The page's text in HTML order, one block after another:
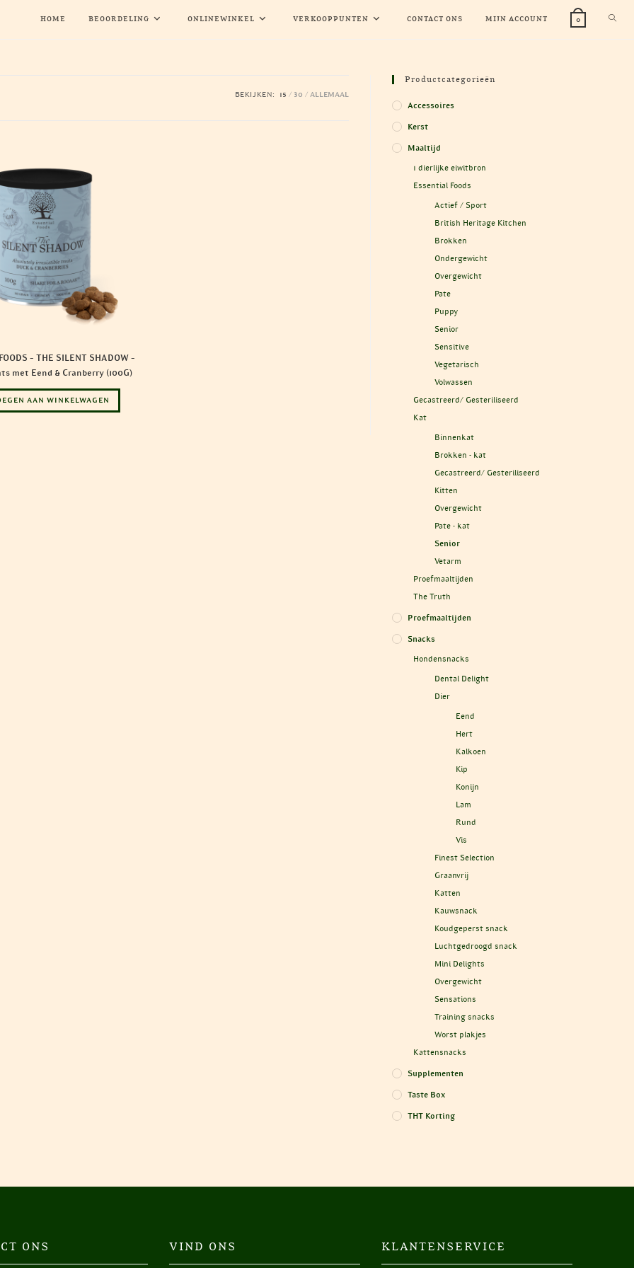
HOME BEOORDELING ONLINEWINKEL VERKOOPPUNTEN CONTACT ONS MIJN ACCOUNT 0
BEKIJKEN: 15 30 ALLEMAAL
– THE SILENT SHADOW –
met Eend & Cranberry (100G)
AAN WINKELWAGEN
Productcategorieën
Accessoires
Kerst
Maaltijd
1 dierlijke eiwitbron
Essential Foods
Actief / Sport
British Heritage Kitchen
Brokken
Ondergewicht
Overgewicht
Pate
Puppy
Senior
Sensitive
Vegetarisch
Volwassen
Gecastreerd/ Gesteriliseerd
Kat
Binnenkat
Brokken - kat
Gecastreerd/ Gesteriliseerd
Kitten
Overgewicht
Pate - kat
Senior
Vetarm
Proefmaaltijden
The Truth
Proefmaaltijden
Snacks
Hondensnacks
Dental Delight
Dier
Eend
Hert
Kalkoen
Kip
Konijn
Lam
Rund
Vis
Finest Selection
Graanvrij
Katten
Kauwsnack
Koudgeperst snack
Luchtgedroogd snack
Mini Delights
Overgewicht
Sensations
Training snacks
Worst plakjes
Kattensnacks
Supplementen
Taste Box
THT Korting
ONS VIND ONS KLANTENSERVICE